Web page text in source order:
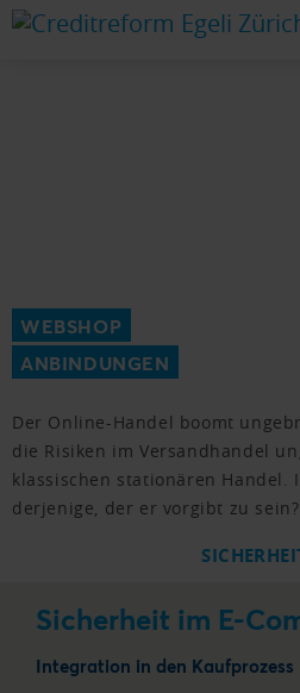
WEBSHOP
ANBINDUNGEN
Der Online-Handel boomt
die Risiken im Versandhandel
klassischen stationären Handel.
derjenige, der er vorgibt zu sein?
Sicherheit im E-
Integration in den Kaufprozess